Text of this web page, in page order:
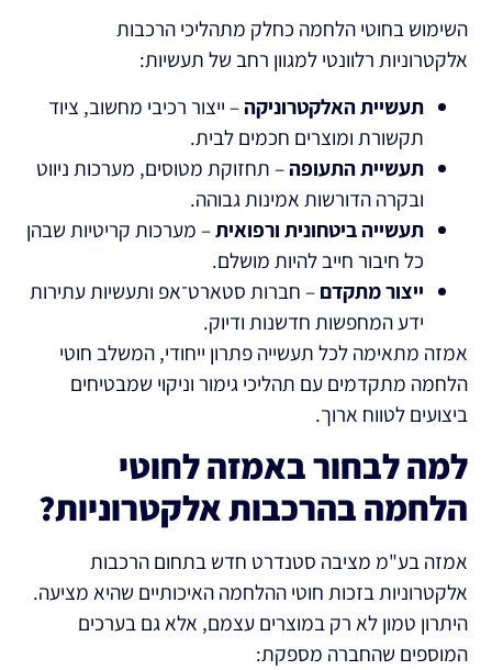
השימוש בחוטי הלחמה כחלק מתהליכי הרכבות
אלקטרוניות רלוונטי למגוון רחב של תעשיות:
תעשיית האלקטרוניקה– ייצור רכיבי מחשוב, ציוד
תקשורת ומוצרים חכמים לבית.
תעשיית התעופה– תחזוקת מטוסים, מערכות ניווט
ובקרה הדורשות אמינות גבוהה.
תעשייה ביטחונית ורפואית– מערכות קריטיות שבהן
כל חיבור חייב להיות מושלם.
ייצור מתקדם– חברות סטארט־אפ ותעשיות עתירות
ידע המחפשות חדשנות ודיוק.
אמזה מתאימה לכל תעשייה פתרון ייחודי, המשלב חוטי
הלחמה מתקדמים עם תהליכי גימור וניקוי שמבטיחים
ביצועים לטווח ארוך.
למה לבחור באמזה לחוטי
הלחמה בהרכבות אלקטרוניות?
אמזה בע"מ מציבה סטנדרט חדש בתחום הרכבות
אלקטרוניות בזכות חוטי ההלחמה האיכותיים שהיא מציעה.
היתרון טמון לא רק במוצרים עצמם, אלא גם בערכים
המוספים שהחברה מספקת: